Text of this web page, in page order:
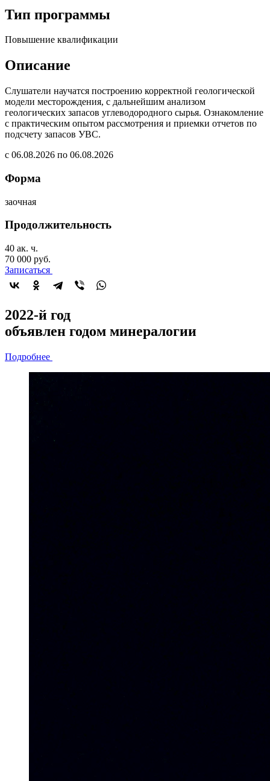
Тип программы
Повышение квалификации
Описание
Слушатели научатся построению корректной геологической
модели месторождения, с дальнейшим анализом
геологических запасов углеводородного сырья. Ознакомление
с практическим опытом рассмотрения и приемки отчетов по
подсчету запасов УВС.
с 06.08.2026 по 06.08.2026
Форма
заочная
Продолжительность
40 ак. ч.
70 000 руб.
Записаться
2022-й год
объявлен годом минералогии
Подробнее